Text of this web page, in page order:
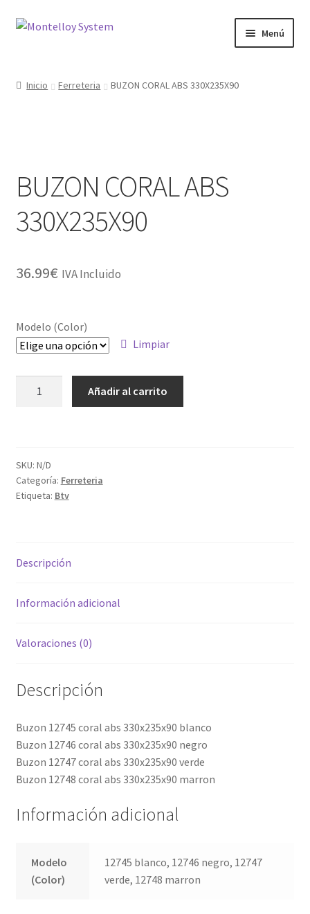
Ir
Ir
Menú
Maquinaria
Protección Laboral
Inicio Ferreteria BUZON CORAL ABS 330X235X90
BUZON CORAL ABS
330X235X90
36.99€ IVA Incluido
Modelo (Color)
Limpiar
Añadir al carrito
SKU: N/D
Categoría: Ferreteria
Etiqueta: Btv
Descripción
Información adicional
Valoraciones (0)
Descripción
Buzon 12745 coral abs 330x235x90 blanco
Buzon 12746 coral abs 330x235x90 negro
Buzon 12747 coral abs 330x235x90 verde
Buzon 12748 coral abs 330x235x90 marron
Información adicional
Modelo
(Color)
12745 blanco, 12746 negro, 12747
verde, 12748 marron